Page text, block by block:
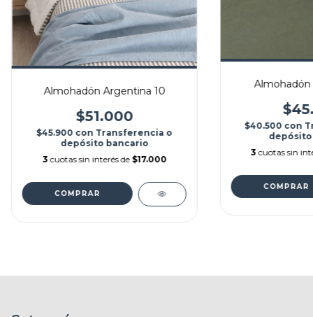
Almohadón Argentina 10
$51.000
$45.900 con Transferencia o
depósito bancario
3 cuotas sin interés de $17.000
$40.500 con
3 cuotas sin